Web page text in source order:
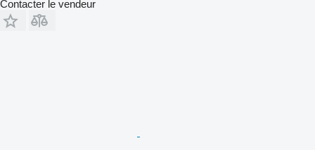
Contacter le vendeur